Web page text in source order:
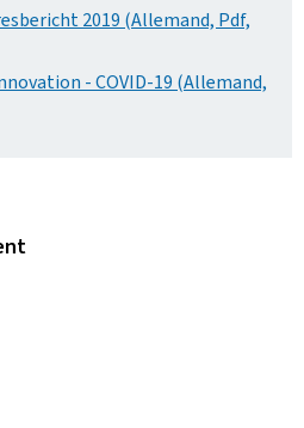
2019 (Allemand, Pdf,
- COVID-19 (Allemand,